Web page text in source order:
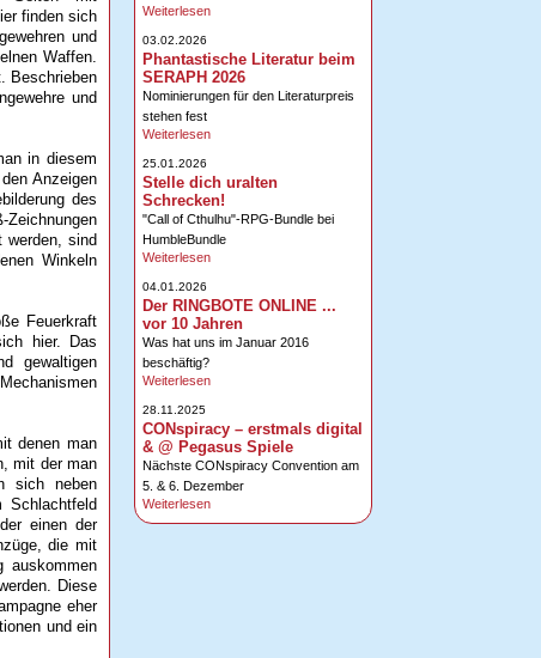
finden sich
und
Waffen.
Beschrieben
und
in diesem
Anzeigen
des
Zeichnungen
werden, sind
Winkeln
Feuerkraft
hier. Das
gewaltigen
denen man
mit der man
sich neben
Schlachtfeld
einen der
die mit
auskommen
Diese
eher
und ein
Weiterlesen
03.02.2026
Phantastische Literatur beim
SERAPH 2026
Nominierungen für den Literaturpreis
stehen fest
Weiterlesen
25.01.2026
Stelle dich uralten
Schrecken!
"Call of Cthulhu"-RPG-Bundle bei
HumbleBundle
Weiterlesen
04.01.2026
Der RINGBOTE ONLINE ...
vor 10 Jahren
Was hat uns im Januar 2016
beschäftig?
Weiterlesen
28.11.2025
CONspiracy – erstmals digital
& @ Pegasus Spiele
Nächste CONspiracy Convention am
5. & 6. Dezember
Weiterlesen